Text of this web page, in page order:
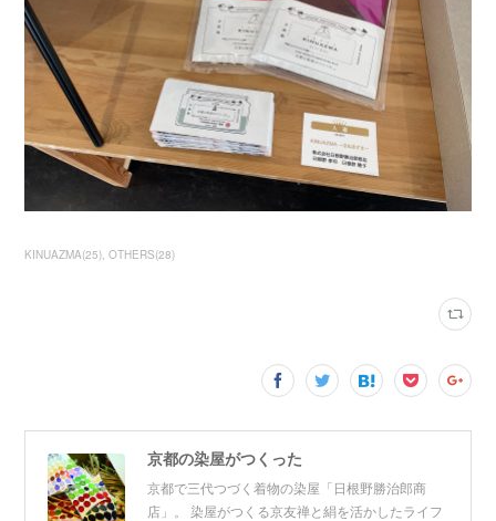
KINUAZMA(25) OTHERS(28)
京都の染屋がつくった
京都で三代つづく着物の染屋「日根野勝治郎商
店」。 染屋がつくる京友禅と絹を活かしたライフ